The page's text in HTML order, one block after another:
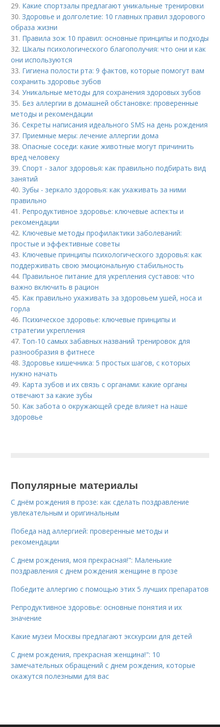
29. Какие спортзалы предлагают уникальные тренировки
30.Здоровье и долголетие: 10 главных правил здорового
образа жизни
31. Правила зож 10 правил: основные принципы и подходы
32. Шкалы психологического благополучия: что они и как
они используются
33. Гигиена полости рта: 9 фактов, которые помогут вам
сохранить здоровье зубов
34.Уникальные методы для сохранения здоровых зубов
35. Без аллергии в домашней обстановке: проверенные
методы и рекомендации
36.Секреты написания идеального SMS на день рождения
37. Приемные меры: лечение аллергии дома
38.Опасные соседи: какие животные могут причинить
вред человеку
39.Спорт - залог здоровья: как правильно подбирать вид
занятий
40.Зубы - зеркало здоровья: как ухаживать за ними
правильно
41. Репродуктивное здоровье: ключевые аспекты и
рекомендации
42. Ключевые методы профилактики заболеваний:
простые и эффективные советы
43. Ключевые принципы психологического здоровья: как
поддерживать свою эмоциональную стабильность
44. Правильное питание для укрепления суставов: что
важно включить в рацион
45. Как правильно ухаживать за здоровьем ушей, носа и
горла
46. Психическое здоровье: ключевые принципы и
стратегии укрепления
47. Топ-10 самых забавных названий тренировок для
разнообразия в фитнесе
48.Здоровье кишечника: 5 простых шагов, с которых
нужно начать
49. Карта зубов и их связь с органами: какие органы
отвечают за какие зубы
50. Как забота о окружающей среде влияет на наше
здоровье
Популярные материалы
С днём рождения в прозе: как сделать поздравление
увлекательным и оригинальным
Победа над аллергией: проверенные методы и
рекомендации
С днем рождения, моя прекрасная!": Маленькие
поздравления с днем рождения женщине в прозе
Победите аллергию с помощью этих 5 лучших препаратов
Репродуктивное здоровье: основные понятия и их
значение
Какие музеи Москвы предлагают экскурсии для детей
С днем рождения, прекрасная женщина!": 10
замечательных обращений с днем рождения, которые
окажутся полезными для вас